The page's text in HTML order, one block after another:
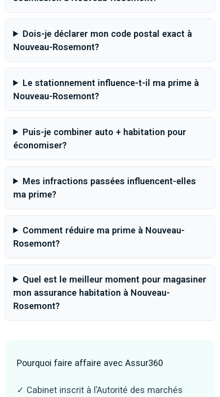
Dois-je déclarer mon code postal exact à
Nouveau-Rosemont?
Le stationnement influence-t-il ma prime à
Nouveau-Rosemont?
Puis-je combiner auto + habitation pour
économiser?
Mes infractions passées influencent-elles
ma prime?
Comment réduire ma prime à Nouveau-
Rosemont?
Quel est le meilleur moment pour magasiner
mon assurance habitation à Nouveau-
Rosemont?
Pourquoi faire affaire avec Assur360
✓ Cabinet inscrit à l’Autorité des marchés